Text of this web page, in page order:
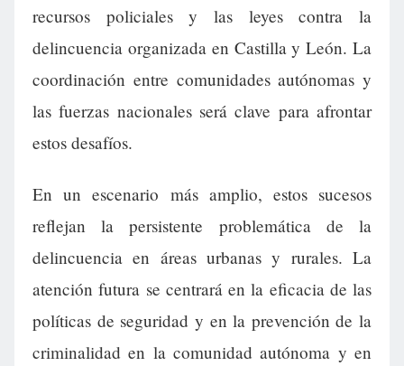
recursos policiales y las leyes contra la
delincuencia organizada en Castilla y León. La
coordinación entre comunidades autónomas y
las fuerzas nacionales será clave para afrontar
estos desafíos.
En un escenario más amplio, estos sucesos
reflejan la persistente problemática de la
delincuencia en áreas urbanas y rurales. La
atención futura se centrará en la eficacia de las
políticas de seguridad y en la prevención de la
criminalidad en la comunidad autónoma y en